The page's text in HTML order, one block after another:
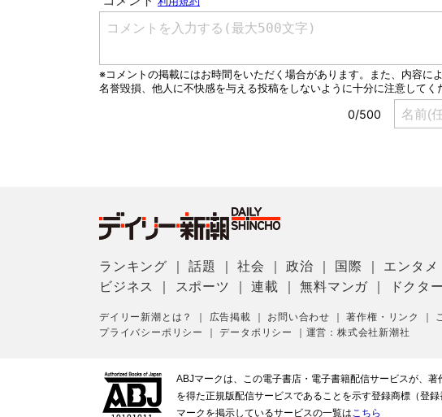
ランキング ｜話題 ｜社会 ｜政治 国際 エンタメ
ビジネス
スポーツ ｜連載 ｜無料マンガ ドクタ
デイリー新潮とは？ 広告掲載 お問い合わせ ｜著作権・リンク
プライバシーポリシー
｜データポリシー 運営：株式会社新潮社
ABJマークは、この電子書店・電子書籍配信サービスが、
を得た正規版配信サービスであることを示す登録商標（登
マークを掲示しているサービスの一覧は こちら